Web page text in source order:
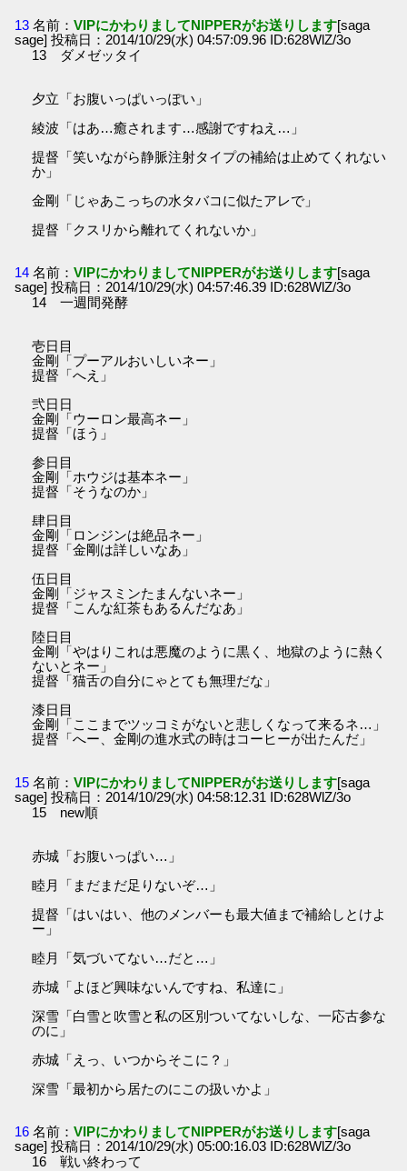
13 名前：VIPにかわりましてNIPPERがお送りします[saga
sage] 投稿日：2014/10/29(水) 04:57:09.96 ID:628WlZ/3o
13 ダメゼッタイ
夕立「お腹いっぱいっぽい」
綾波「はあ…癒されます…感謝ですねえ…」
提督「笑いながら静脈注射タイプの補給は止めてくれない
か」
金剛「じゃあこっちの水タバコに似たアレで」
提督「クスリから離れてくれないか」
14 名前：VIPにかわりましてNIPPERがお送りします[saga
sage] 投稿日：2014/10/29(水) 04:57:46.39 ID:628WlZ/3o
14 一週間発酵
壱日目
金剛「プーアルおいしいネー」
提督「へえ」
弐日日
金剛「ウーロン最高ネー」
提督「ほう」
参日目
金剛「ホウジは基本ネー」
提督「そうなのか」
肆日目
金剛「ロンジンは絶品ネー」
提督「金剛は詳しいなあ」
伍日目
金剛「ジャスミンたまんないネー」
提督「こんな紅茶もあるんだなあ」
陸日目
金剛「やはりこれは悪魔のように黒く、地獄のように熱く
ないとネー」
提督「猫舌の自分にゃとても無理だな」
漆日目
金剛「ここまでツッコミがないと悲しくなって来るネ…」
提督「へー、金剛の進水式の時はコーヒーが出たんだ」
15 名前：VIPにかわりましてNIPPERがお送りします[saga
sage] 投稿日：2014/10/29(水) 04:58:12.31 ID:628WlZ/3o
15 new順
赤城「お腹いっぱい…」
睦月「まだまだ足りないぞ…」
提督「はいはい、他のメンバーも最大値まで補給しとけよ
ー」
睦月「気づいてない…だと…」
赤城「よほど興味ないんですね、私達に」
深雪「白雪と吹雪と私の区別ついてないしな、一応古参な
のに」
赤城「えっ、いつからそこに？」
深雪「最初から居たのにこの扱いかよ」
16 名前：VIPにかわりましてNIPPERがお送りします[saga
sage] 投稿日：2014/10/29(水) 05:00:16.03 ID:628WlZ/3o
16 戦い終わって